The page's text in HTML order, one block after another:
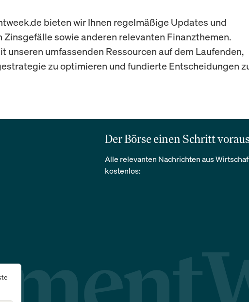
bieten wir Ihnen regelmäßige Updates und
Zinsgefälle sowie anderen relevanten Finanzthemen.
unseren umfassenden Ressourcen auf dem Laufenden,
zu optimieren und fundierte Entscheidungen
Der Börse einen Schritt voraus
Alle relevanten Nachrichten aus
kostenlos: